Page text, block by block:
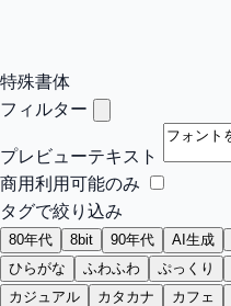
特殊書体
フィルター
プレビューテキスト
商用利用可能のみ
タグで絞り込み
80年代 8bit 90年代 AI生成
ひらがな
ふわふわ ぷっくり
カジュアル
カタカナ カフェ